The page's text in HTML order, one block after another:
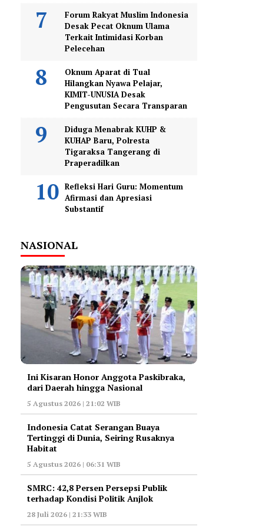
Forum Rakyat Muslim Indonesia
Desak Pecat Oknum Ulama
Terkait Intimidasi Korban
Pelecehan
Oknum Aparat di Tual
Hilangkan Nyawa Pelajar,
KIMIT-UNUSIA Desak
Pengusutan Secara Transparan
Diduga Menabrak KUHP &
KUHAP Baru, Polresta
Tigaraksa Tangerang di
Praperadilkan
Refleksi Hari Guru: Momentum
Afirmasi dan Apresiasi
Substantif
NASIONAL
Ini Kisaran Honor Anggota Paskibraka,
dari Daerah hingga Nasional
5 Agustus 2026 | 21:02 WIB
Indonesia Catat Serangan Buaya
Tertinggi di Dunia, Seiring Rusaknya
Habitat
5 Agustus 2026 | 06:31 WIB
‎SMRC: 42,8 Persen Persepsi Publik
terhadap Kondisi Politik Anjlok
28 Juli 2026 | 21:33 WIB